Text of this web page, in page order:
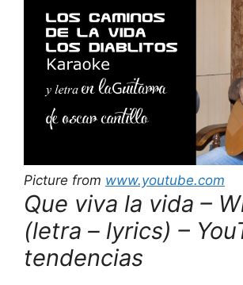
Picture from www.youtube.com
Que viva la vida –
(letra – lyrics) –
tendencias